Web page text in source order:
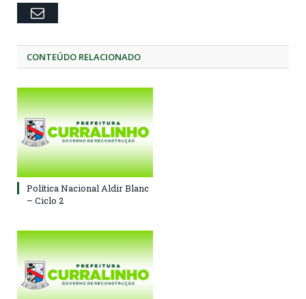
Email
CONTEÚDO RELACIONADO
Política Nacional Aldir Blanc
– Ciclo 2